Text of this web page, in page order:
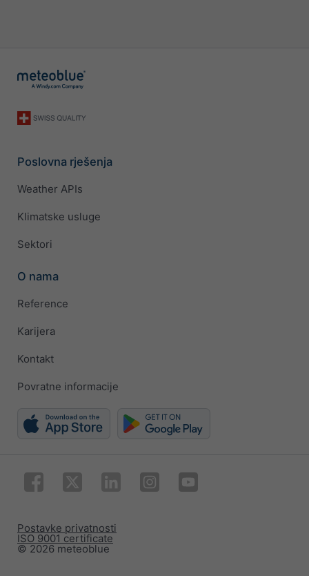
Poslovna rješenja
Weather APIs
Klimatske usluge
Sektori
O nama
Reference
Karijera
Kontakt
Povratne informacije
© 2026 meteoblue
ISO 9001 certificate
Postavke privatnosti